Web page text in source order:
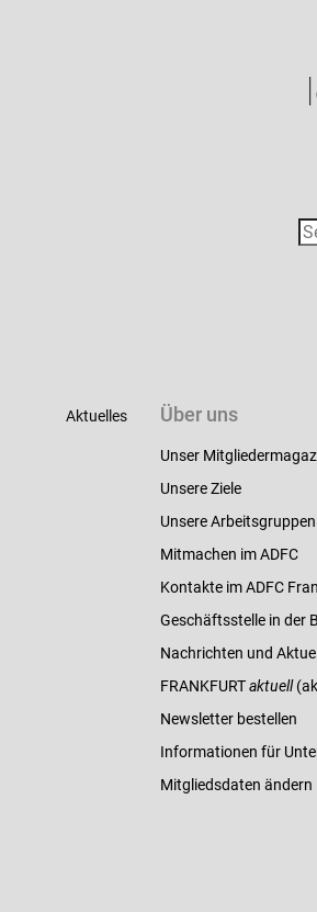
Aktuelles Über uns
Unser
Unsere Ziele
Unsere Arbeitsgruppen
Mitmachen im ADFC
Kontakte im ADFC
Geschäftsstelle in der
Nachrichten und
FRANKFURTaktuell
Newsletter bestellen
Informationen für
Mitgliedsdaten ändern